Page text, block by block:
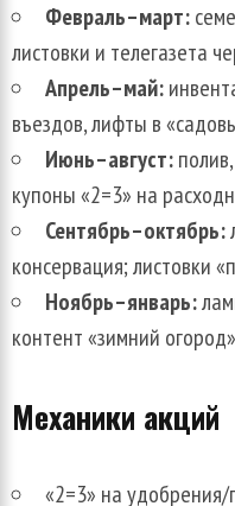
Февраль–март:
листовки и телегазета
Апрель–май:
въездов, лифты в
Июнь–август:
купоны «2=3» на
Сентябрь–октябрь:
консервация; листовки
Ноябрь–январь:
контент «зимний
Механики акций
«2=3» на удобрения/